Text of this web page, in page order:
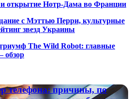
и открытие Нотр-Дама во Франции
с Мэттью Перри, культурные
звезд Украины
The Wild Robot: главные
обзор
телефона: причины, по